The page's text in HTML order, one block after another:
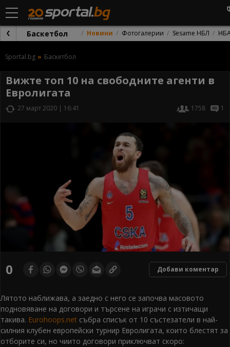
Баскетбол Новини Фотогалерии Sesame НБЛ
Sportal.bg Баскетбол
Вижте топ 10 на свободните агенти в
Евролигата
27 март 2020 | 16:41 1758 1
0 Добави коментар
Лятото наближава, а заедно с него се започва масовото
подновяване на договори и търсене на играчи с изтичащи
такива. Eurohoops.net събра списък от 10 състезатели в най-
силния клубен европейски турнир Евролигата, които блестят за
отборите си, но чиито договори приключват скоро: